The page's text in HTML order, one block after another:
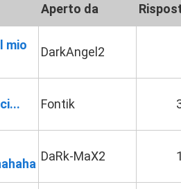
Aperto da
mio
DarkAngel2
Fontik
DaRk-MaX2